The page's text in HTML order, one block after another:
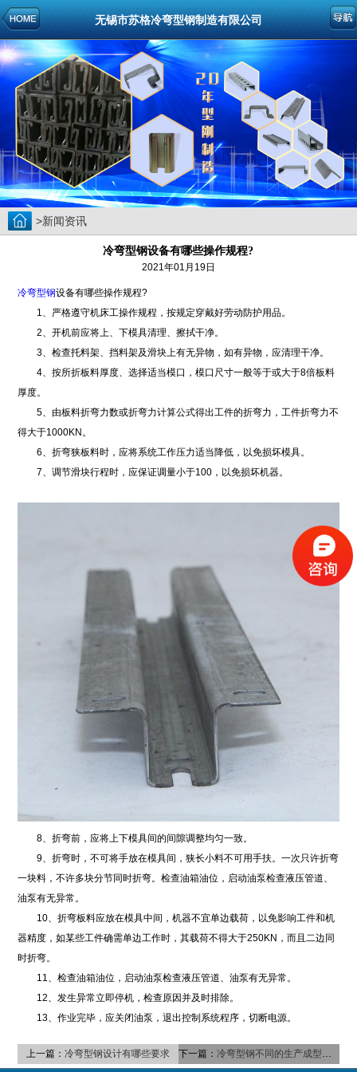
无锡市苏格冷弯型钢制造有限公司
>新闻资讯
冷弯型钢设备有哪些操作规程?
2021年01月19日
冷弯型钢设备有哪些操作规程?
1、严格遵守机床工操作规程，按规定穿戴好劳动防护用品。
2、开机前应将上、下模具清理、擦拭干净。
3、检查托料架、挡料架及滑块上有无异物，如有异物，应清理干净。
4、按所折板料厚度、选择适当模口，模口尺寸一般等于或大于8倍板料
厚度。
5、由板料折弯力数或折弯力计算公式得出工件的折弯力，工件折弯力不
得大于1000KN。
6、折弯狭板料时，应将系统工作压力适当降低，以免损坏模具。
7、调节滑块行程时，应保证调量小于100，以免损坏机器。
8、折弯前，应将上下模具间的间隙调整均匀一致。
9、折弯时，不可将手放在模具间，狭长小料不可用手扶。一次只许折弯
一块料，不许多块分节同时折弯。检查油箱油位，启动油泵检查液压管道、
油泵有无异常。
10、折弯板料应放在模具中间，机器不宜单边载荷，以免影响工件和机
器精度，如某些工件确需单边工作时，其载荷不得大于250KN，而且二边同
时折弯。
11、检查油箱油位，启动油泵检查液压管道、油泵有无异常。
12、发生异常立即停机，检查原因并及时排除。
13、作业完毕，应关闭油泵，退出控制系统程序，切断电源。
上一篇：冷弯型钢设计有哪些要求 下一篇： 冷弯型钢不同的生产成型工艺